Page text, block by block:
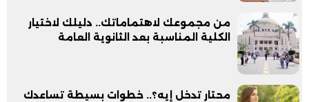
من مجموعك لاهتماماتك.. دليلك لاختيار
الكلية المناسبة بعد الثانوية العامة
محتار تدخل إيه؟.. خطوات بسيطة تساعدك